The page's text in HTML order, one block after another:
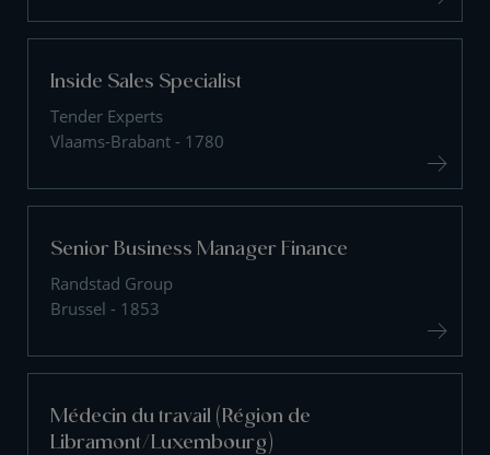
Inside Sales Specialist
Tender Experts
Vlaams-Brabant - 1780
Senior Business Manager Finance
Randstad Group
Brussel - 1853
Médecin du travail (Région de
Libramont/Luxembourg)